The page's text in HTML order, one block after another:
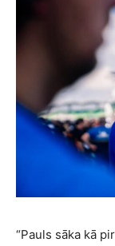
“Pauls sāka kā